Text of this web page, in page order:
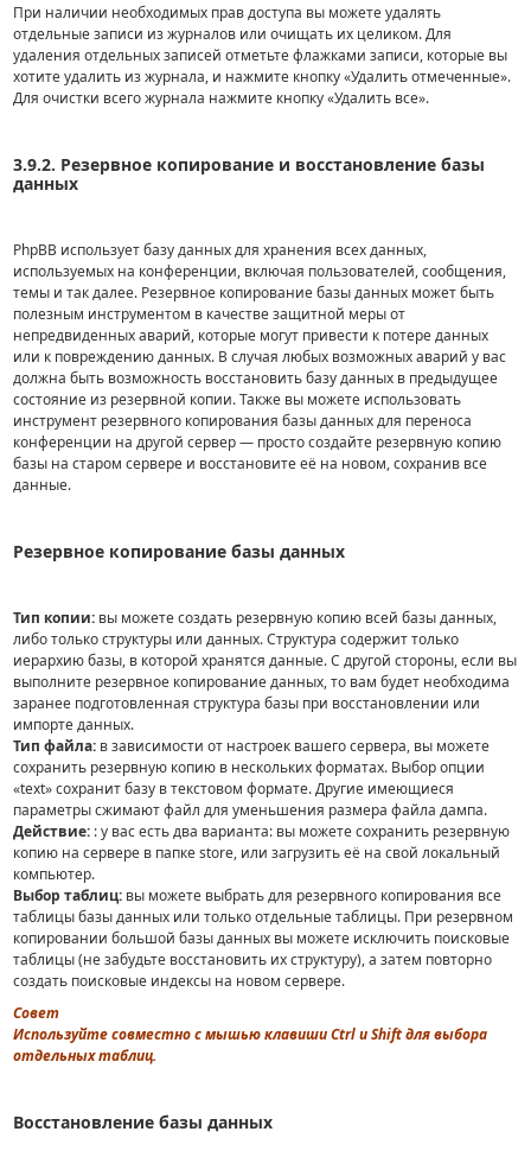
При наличии необходимых прав доступа вы можете удалять
отдельные записи из журналов или очищать их целиком. Для
удаления отдельных записей отметьте флажками записи, которые вы
хотите удалить из журнала, и нажмите кнопку «Удалить отмеченные».
Для очистки всего журнала нажмите кнопку «Удалить все».
3.9.2. Резервное копирование и восстановление базы
данных
PhpBB использует базу данных для хранения всех данных,
используемых на конференции, включая пользователей, сообщения,
темы и так далее. Резервное копирование базы данных может быть
полезным инструментом в качестве защитной меры от
непредвиденных аварий, которые могут привести к потере данных
или к повреждению данных. В случая любых возможных аварий у вас
должна быть возможность восстановить базу данных в предыдущее
состояние из резервной копии. Также вы можете использовать
инструмент резервного копирования базы данных для переноса
конференции на другой сервер — просто создайте резервную копию
базы на старом сервере и восстановите её на новом, сохранив все
данные.
Резервное копирование базы данных
Тип копии: вы можете создать резервную копию всей базы данных,
либо только структуры или данных. Структура содержит только
иерархию базы, в которой хранятся данные. С другой стороны, если вы
выполните резервное копирование данных, то вам будет необходима
заранее подготовленная структура базы при восстановлении или
импорте данных.
Тип файла: в зависимости от настроек вашего сервера, вы можете
сохранить резервную копию в нескольких форматах. Выбор опции
«text» сохранит базу в текстовом формате. Другие имеющиеся
параметры сжимают файл для уменьшения размера файла дампа.
Действие: : у вас есть два варианта: вы можете сохранить резервную
копию на сервере в папке store, или загрузить её на свой локальный
компьютер.
Выбор таблиц: вы можете выбрать для резервного копирования все
таблицы базы данных или только отдельные таблицы. При резервном
копировании большой базы данных вы можете исключить поисковые
таблицы (не забудьте восстановить их структуру), а затем повторно
создать поисковые индексы на новом сервере.
Совет
Используйте совместно с мышью клавиши Ctrl и Shift для выбора
отдельных таблиц.
Восстановление базы данных